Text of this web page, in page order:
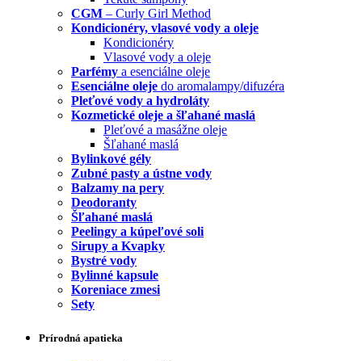
CGM – Curly Girl Method
Kondicionéry, vlasové vody a oleje
Kondicionéry
Vlasové vody a oleje
Parfémy a esenciálne oleje
Esenciálne oleje do aromalampy/difuzéra
Pleťové vody a hydroláty
Kozmetické oleje a šľahané maslá
Pleťové a masážne oleje
Šľahané maslá
Bylinkové gély
Zubné pasty a ústne vody
Balzamy na pery
Deodoranty
Šľahané maslá
Peelingy a kúpeľové soli
Sirupy a Kvapky
Bystré vody
Bylinné kapsule
Koreniace zmesi
Sety
Prírodná apatieka